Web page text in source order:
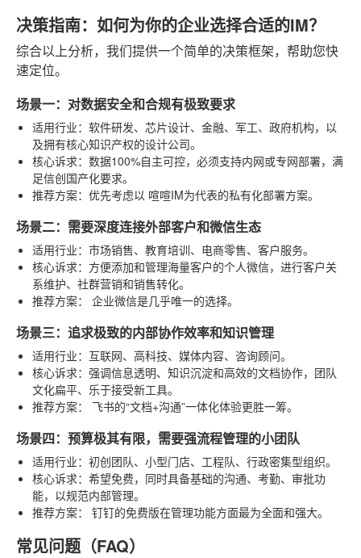
决策指南：如何为你的企业选择合适的IM？
综合以上分析，我们提供一个简单的决策框架，帮助您快
速定位。
场景一：对数据安全和合规有极致要求
适用行业：软件研发、芯片设计、金融、军工、政府机构，以
及拥有核心知识产权的设计公司。
核心诉求：数据100%自主可控，必须支持内网或专网部署，满
足信创国产化要求。
推荐方案：优先考虑以 喧喧IM为代表的私有化部署方案。
场景二：需要深度连接外部客户和微信生态
适用行业：市场销售、教育培训、电商零售、客户服务。
核心诉求：方便添加和管理海量客户的个人微信，进行客户关
系维护、社群营销和销售转化。
推荐方案： 企业微信是几乎唯一的选择。
场景三：追求极致的内部协作效率和知识管理
适用行业：互联网、高科技、媒体内容、咨询顾问。
核心诉求：强调信息透明、知识沉淀和高效的文档协作，团队
文化扁平、乐于接受新工具。
推荐方案： 飞书的“文档+沟通”一体化体验更胜一筹。
场景四：预算极其有限，需要强流程管理的小团队
适用行业：初创团队、小型门店、工程队、行政密集型组织。
核心诉求：希望免费，同时具备基础的沟通、考勤、审批功
能，以规范内部管理。
推荐方案： 钉钉的免费版在管理功能方面最为全面和强大。
常见问题（FAQ）